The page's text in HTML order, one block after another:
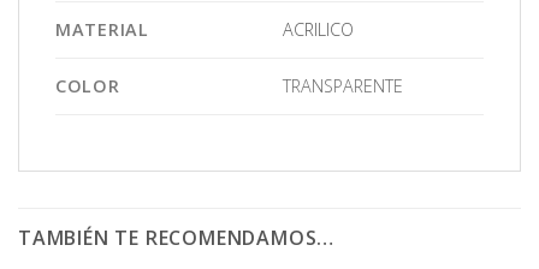
MATERIAL ACRILICO
COLOR TRANSPARENTE
TAMBIÉN TE RECOMENDAMOS…